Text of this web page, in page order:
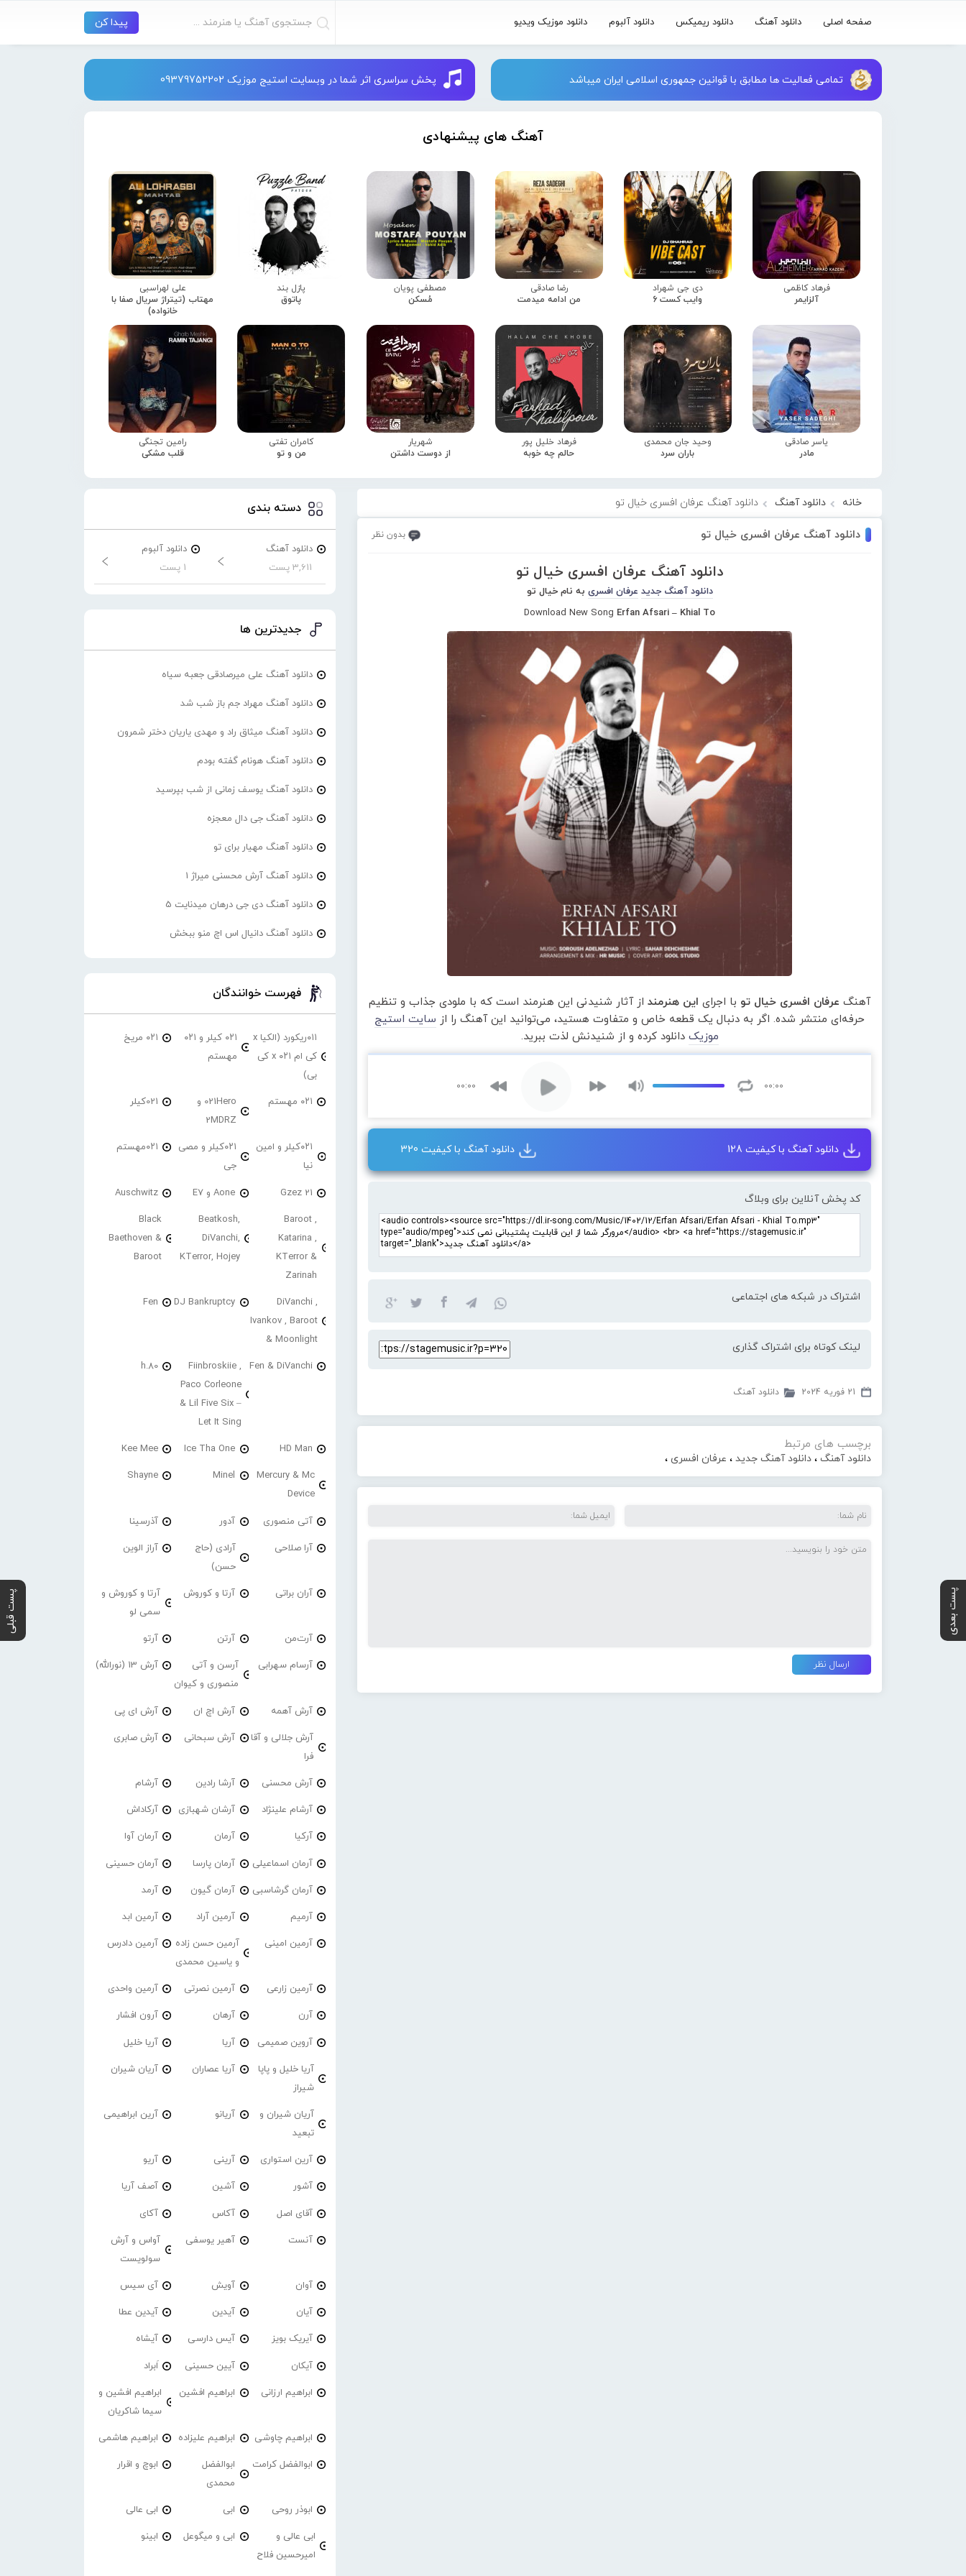
صفحه اصلی دانلود آهنگ دانلود ریمیکس دانلود آلبوم دانلود موزیک ویدیو
تمامی فعالیت ها مطابق با قوانین جمهوری اسلامی ایران میباشد پخش سراسری اثر شما در وبسایت استیج موزیک 09379752202
آهنگ های پیشنهادی
فرهاد کاظمی
آلزایمر
دی جی شهراد
وایب کست 6
رضا صادقی
من ادامه میدمت
مصطفی پویان
مُسکن
پازل بند
پاتوق
علی لهراسبی
مهتاب (تیتراژ سریال صفا با
خانواده)
یاسر صادقی
مادر
وحید جان محمدی
باران سرد
فرهاد خلیل پور
حالم چه خوبه
شهریار
از دوست داشتن
کامران تفتی
من و تو
رامین تجنگی
قلب مشکی
خانه دانلود آهنگ دانلود آهنگ عرفان افسری خیال تو
دانلود آهنگ عرفان افسری خیال تو بدون نظر
دانلود آهنگ عرفان افسری خیال تو
دانلود آهنگ جدید عرفان افسری به نام خیال تو
Download New Song Erfan Afsari – Khial To
آهنگ عرفان افسری خیال تو با اجرای این هنرمند از آثار شنیدنی این هنرمند است که با ملودی جذاب و تنظیم
حرفه‌ای منتشر شده. اگر به دنبال یک قطعه خاص و متفاوت هستید، می‌توانید این آهنگ را از سایت استیج
موزیک دانلود کرده و از شنیدنش لذت ببرید.
00:00 00:00
دانلود آهنگ با کیفیت 128 دانلود آهنگ با کیفیت 320
کد پخش آنلاین برای وبلاگ
اشتراک در شبکه های اجتماعی
لینک کوتاه برای اشتراک گذاری
21 فوریه 2024 دانلود آهنگ
پست بعدی پست قبلی
برچسب های مرتبط
دانلود آهنگ ، دانلود آهنگ جدید ، عرفان افسری ،
دسته بندی
دانلود آهنگ
3,611 پست
دانلود آلبوم
1 پست
جدیدترین ها
دانلود آهنگ علی میرصادقی جعبه سیاه
دانلود آهنگ مهراد جم باز شب شد
دانلود آهنگ میثاق راد و مهدی یاریان دختر شمرون
دانلود آهنگ هونام گفته بودم
دانلود آهنگ یوسف زمانی از شب بپرسید
دانلود آهنگ جی دال معجزه
دانلود آهنگ مهیار برای تو
دانلود آهنگ آرش محسنی میراژ 1
دانلود آهنگ دی جی درهان میدنایت 5
دانلود آهنگ دانیال اس اچ منو ببخش
فهرست خوانندگان
۰۱۱ریکورد (الکیا x
کی ام ۰۲۱ x کی
بی)
۰۲۱ کیلر و ۰۲۱
مهستم
۰۲۱ مریخ
۰۲۱ مهستم
021Hero و
2MDRZ
021کیلر
۰۲۱کیلر و امین
نیا
۰۲۱کیلر و مصی
جی
۰۲۱مهستم
21 Gzez Aone و E7 Auschwitz
Baroot ,
Katarina ,
KTerror &
Zarinah
Beatkosh,
DiVanchi,
KTerror, Hojey
Black
Baethoven &
Baroot
DiVanchi ,
Ivankov , Baroot
& Moonlight
DJ Bankruptcy
Fen
Fen & DiVanchi
Fiinbroskiie ,
Paco Corleone
& Lil Five Six –
Let It Sing
h.80
HD Man
Ice Tha One
Kee Mee
Mercury & Mc
Device
Minel
Shayne
آتی منصوری آدور آذرسینا
آرا صلاحی
آرادی (حاج
حسن)
آراز الوین
آران براتی آرتا و کوروش
آرتا و کوروش و
سمی لو
آرت‌من آرتن آرتو
آرسام سهرابی
آرسن و آتی
منصوری و کیوان
آرش 13 (نورالله)
آرش آهمه آرش اچ ان آرش ای پی
آرش جلالی و آقا
فرا
آرش سبحانی آرش صابری
آرش محسنی آرشا رادین آرشام
آرشام علینژاد آرشان شهبازی آرکاداش
آرکیا آرمان آرمان آوا
آرمان اسماعیلی آرمان پارسا آرمان حسینی
آرمان گرشاسبی آرمان گیون آرمد
آرمیم آرمین آراد آرمین ابد
آرمین امینی
آرمین حسن زاده
و یاسین محمدی
آرمین دادرس
آرمین زارعی آرمین نصرتی آرمین واحدی
آرن آرهان آرون افشار
آروین صمیمی آریا آریا خلیل
آریا خلیل و پاپا
شیراز
آریا عصاران آریان شیران
آریان شیران و
تبعید
آریانو آرین ابراهیمی
آرین استواری آرینی آریو
آشور آشین آصف آریا
آقای اصل آکاس آکای
آنست آهیر یوسفی
آواس و آرش
سولویست
آوان آویش آی سیس
آیان آیدین آیدین عطا
آیریک بویز آیس دارسی آیشاه
آیکان آیین حسینی اَبراد
ابراهیم ارزانی ابراهیم افشین
ابراهیم افشین و
سیما شاکریان
ابراهیم چاوشی ابراهیم علیزاده ابراهیم هاشمی
ابوالفضل کرامت
ابوالفضل
محمدی
ابوچ و اقرار
ابوذر روحی ابی ابی عالی
ابی عالی و
امیرحسین فلاح
ابی و میگوعل ابینو